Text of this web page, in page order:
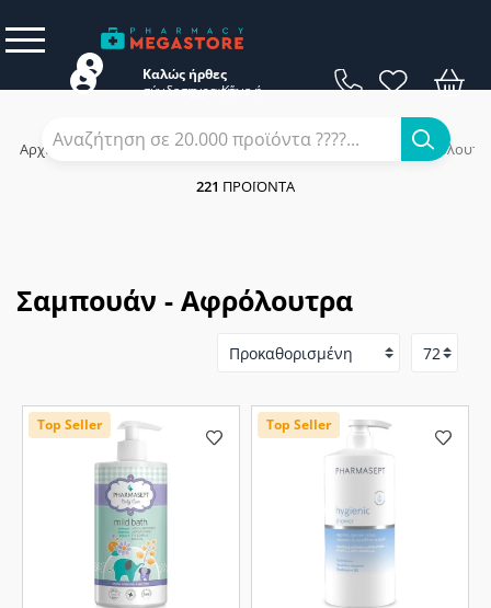
Καλώς ήρθες
Κάνε
σύνδεση ή
εγγραφή
Αρχική / Μαμά & Παιδί / Φροντίδα Παιδιού / Σαμπουάν -
221 ΠΡΟΪΌΝΤΑ
Σαμπουάν - Αφρόλουτρα
Top Seller Top Seller